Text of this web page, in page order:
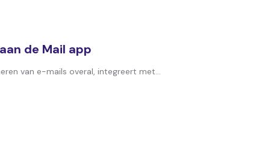
de Mail app
van e-mails overal, integreert met...